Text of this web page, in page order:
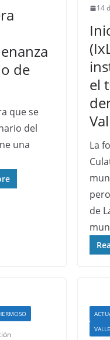
de
que se
del
una
14
el
La
de